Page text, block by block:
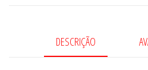
DESCRIÇÃO